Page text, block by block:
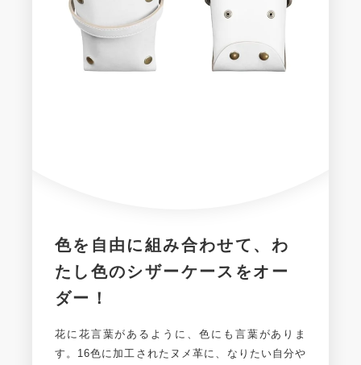
色を自由に組み合わせて、 わ
たし色のシザーケースをオー
ダー！
花に花言葉があるように、色にも言葉がありま
す。 16色に加工されたヌメ革に、 なりたい自分や